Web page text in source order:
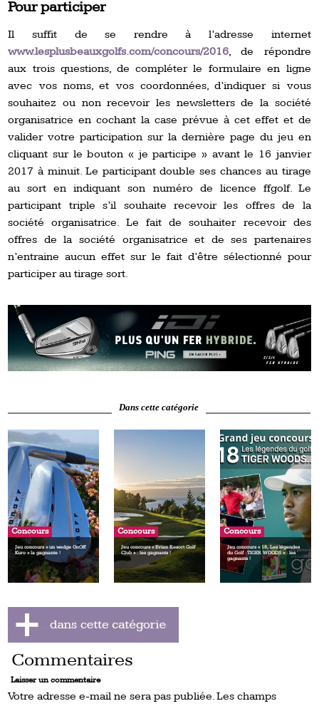
Pour participer
Il suffit de se rendre à l’adresse internet
www.lesplusbeauxgolfs.com/concours/2016, de répondre
aux trois questions, de compléter le formulaire en ligne
avec vos noms, et vos coordonnées, d’indiquer si vous
souhaitez ou non recevoir les newsletters de la société
organisatrice en cochant la case prévue à cet effet et de
valider votre participation sur la dernière page du jeu en
cliquant sur le bouton « je participe » avant le 16 janvier
2017 à minuit. Le participant double ses chances au tirage
au sort en indiquant son numéro de licence ffgolf. Le
participant triple s’il souhaite recevoir les offres de la
société organisatrice. Le fait de souhaiter recevoir des
offres de la société organisatrice et de ses partenaires
n’entraine aucun effet sur le fait d’être sélectionné pour
participer au tirage sort.
Dans cette catégorie
Concours
Jeu concours « un wedge OnOff
Kuro » la gagnante !
Concours
Jeu concours « Evian Resort Golf
Club » : les gagnants !
Concours
Jeu concours « 18, Les légendes
du Golf : TIGER WOODS » : les
gagnants !
Commentaires
Laisser un commentaire
Votre adresse e-mail ne sera pas publiée.Les champs